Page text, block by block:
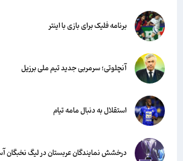
برنامه فلیک برای بازی با اینتر
آنچلوتی؛ سرمربی جدید تیم ملی برزیل
استقلال به دنبال مامه تیام
درخشش نمایندگان عربستان در لیگ نخبگان آسیا